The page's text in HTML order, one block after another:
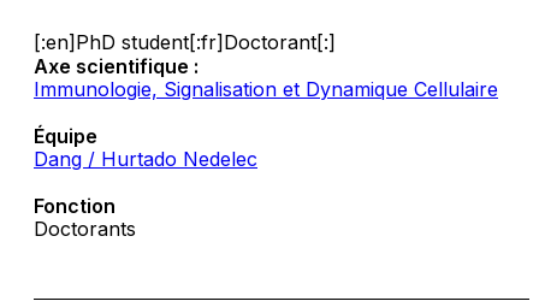
[:en]PhD student[:fr]Doctorant[:]
Axe scientifique :
Immunologie, Signalisation et Dynamique Cellulaire
Équipe
Dang / Hurtado Nedelec
Fonction
Doctorants